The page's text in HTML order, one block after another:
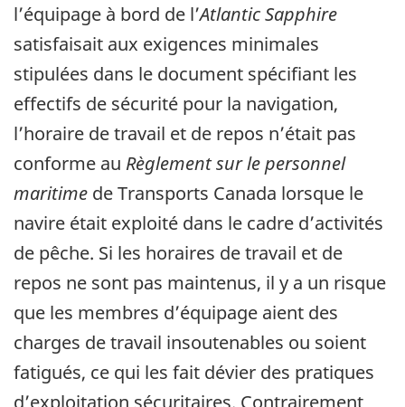
l’équipage à bord de l’Atlantic Sapphire
satisfaisait aux exigences minimales
stipulées dans le document spécifiant les
effectifs de sécurité pour la navigation,
l’horaire de travail et de repos n’était pas
conforme au Règlement sur le personnel
maritime de Transports Canada lorsque le
navire était exploité dans le cadre d’activités
de pêche. Si les horaires de travail et de
repos ne sont pas maintenus, il y a un risque
que les membres d’équipage aient des
charges de travail insoutenables ou soient
fatigués, ce qui les fait dévier des pratiques
d’exploitation sécuritaires. Contrairement